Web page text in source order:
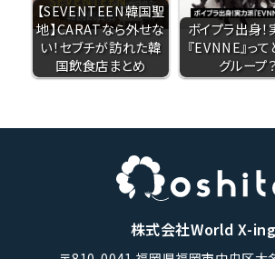
【SEVENTEEN韓国聖
地】CARATなら外せな
い！セブチが訪れた韓
国飲食店まとめ
ボイプラ出身
『EVNNE』っ
グループ？
株式会社World X-ing